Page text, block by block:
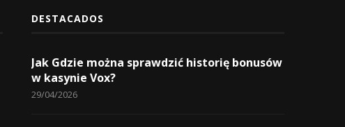
DESTACADOS
Jak Gdzie można sprawdzić historię bonusów
w kasynie Vox?
29/04/2026